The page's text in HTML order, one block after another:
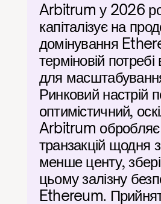
Arbitrum у 2026
капіталізує на
домінування
терміновій
для
Ринковий настрій
оптимістичний,
Arbitrum обробляє
транзакцій щодня
менше центу,
цьому залізну
Ethereum.